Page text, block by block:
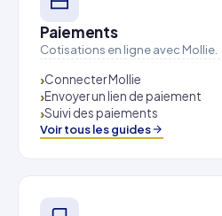
Paiements
Cotisations en ligne avec Mollie.
Connecter Mollie
Envoyer un lien de paiement
Suivi des paiements
Voir tous les guides